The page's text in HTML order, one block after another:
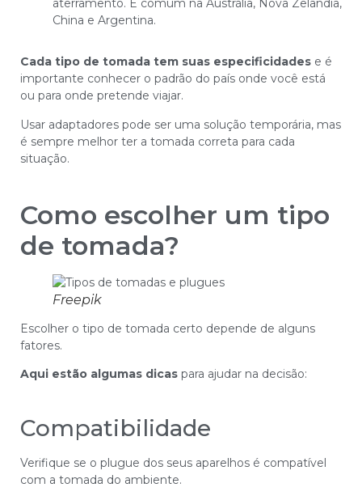
aterramento. É comum na Austrália, Nova Zelândia,
China e Argentina.
Cada tipo de tomada tem suas especificidades e é
importante conhecer o padrão do país onde você está
ou para onde pretende viajar.
Usar adaptadores pode ser uma solução temporária, mas
é sempre melhor ter a tomada correta para cada
situação.
Como escolher um tipo
de tomada?
Freepik
Escolher o tipo de tomada certo depende de alguns
fatores.
Aqui estão algumas dicas para ajudar na decisão:
Compatibilidade
Verifique se o plugue dos seus aparelhos é compatível
com a tomada do ambiente.